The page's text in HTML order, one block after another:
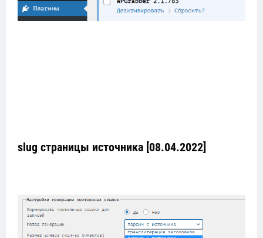
slug страницы источника [08.04.2022]